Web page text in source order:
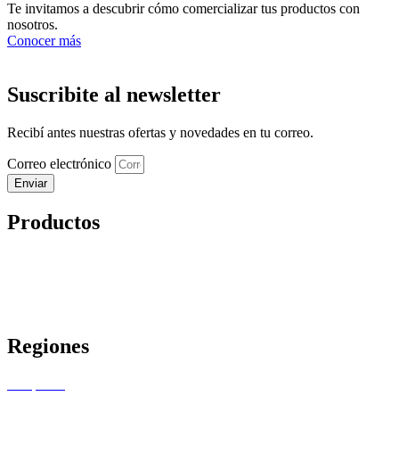
Te invitamos a descubrir cómo comercializar tus productos con
nosotros.
Conocer más
Suscribite al newsletter
Recibí antes nuestras ofertas y novedades en tu correo.
Correo electrónico
Enviar
Productos
Regiones